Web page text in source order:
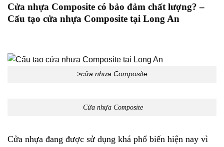
Cửa nhựa Composite có bảo đảm chất lượng? –
Cấu tạo cửa nhựa Composite tại Long An
>cửa nhựa Composite
Cửa nhựa Composite
Cửa nhựa đang được sử dụng khá phổ biến hiện nay vì